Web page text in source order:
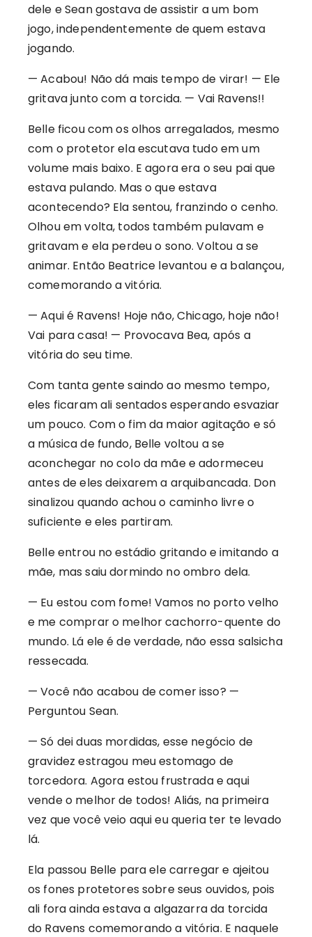
dele e Sean gostava de assistir a um bom
jogo, independentemente de quem estava
jogando.
— Acabou! Não dá mais tempo de virar! — Ele
gritava junto com a torcida. — Vai Ravens!!
Belle ficou com os olhos arregalados, mesmo
com o protetor ela escutava tudo em um
volume mais baixo. E agora era o seu pai que
estava pulando. Mas o que estava
acontecendo? Ela sentou, franzindo o cenho.
Olhou em volta, todos também pulavam e
gritavam e ela perdeu o sono. Voltou a se
animar. Então Beatrice levantou e a balançou,
comemorando a vitória.
— Aqui é Ravens! Hoje não, Chicago, hoje não!
Vai para casa! — Provocava Bea, após a
vitória do seu time.
Com tanta gente saindo ao mesmo tempo,
eles ficaram ali sentados esperando esvaziar
um pouco. Com o fim da maior agitação e só
a música de fundo, Belle voltou a se
aconchegar no colo da mãe e adormeceu
antes de eles deixarem a arquibancada. Don
sinalizou quando achou o caminho livre o
suficiente e eles partiram.
Belle entrou no estádio gritando e imitando a
mãe, mas saiu dormindo no ombro dela.
— Eu estou com fome! Vamos no porto velho
e me comprar o melhor cachorro-quente do
mundo. Lá ele é de verdade, não essa salsicha
ressecada.
— Você não acabou de comer isso? —
Perguntou Sean.
— Só dei duas mordidas, esse negócio de
gravidez estragou meu estomago de
torcedora. Agora estou frustrada e aqui
vende o melhor de todos! Aliás, na primeira
vez que você veio aqui eu queria ter te levado
lá.
Ela passou Belle para ele carregar e ajeitou
os fones protetores sobre seus ouvidos, pois
ali fora ainda estava a algazarra da torcida
do Ravens comemorando a vitória. E naquele